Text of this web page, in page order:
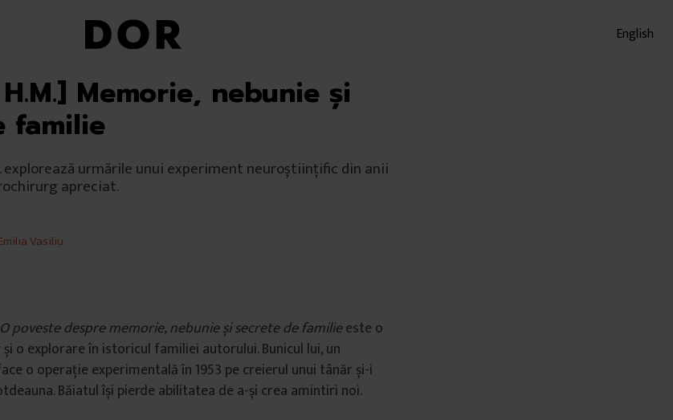
English
Memorie, nebunie și
familie
explorează urmările unui experiment neuroștiințific din anii
apreciat.
Vasiliu
poveste despre memorie, nebunie și secrete de familieeste o
o explorare în istoricul familiei autorului. Bunicul lui, un
o operație experimentală în 1953 pe creierul unui tânăr și-i
Băiatul își pierde abilitatea de a-și crea amintiri noi.